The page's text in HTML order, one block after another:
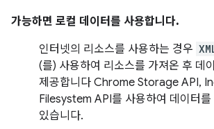
가능하면 로컬 데이터를 사용합니다.
인터넷의 리소스를 사용하는 경우
(를) 사용하여 리소스를 가져온 후 데
제공합니다 Chrome Storage API,
Filesystem API를 사용하여 데이터를
있습니다.